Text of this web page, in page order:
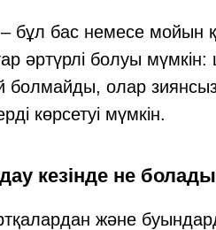
бас немесе мойын
әртүрлі болуы мүмкін:
болмайды, олар
көрсетуі мүмкін.
кезінде не
және